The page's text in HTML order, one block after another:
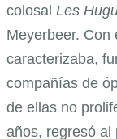
colosal Les
Meyerbeer. Con
caracterizaba,
compañías de
de ellas no
años, regresó al